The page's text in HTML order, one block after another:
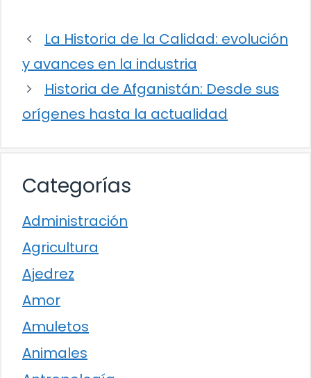
La Historia de la Calidad: evolución
y avances en la industria
Historia de Afganistán: Desde sus
orígenes hasta la actualidad
Categorías
Administración
Agricultura
Ajedrez
Amor
Amuletos
Animales